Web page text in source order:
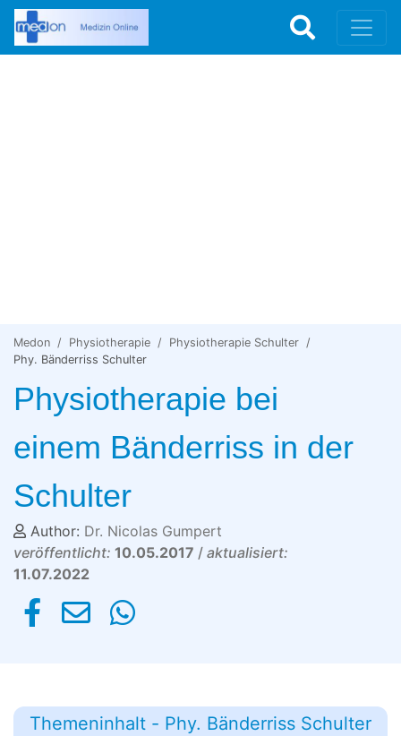
Medon Physiotherapie
Physiotherapie Schulter
Phy. Bänderriss Schulter
Physiotherapie bei
einem Bänderriss in der
Schulter
Author: Dr. Nicolas Gumpert
veröffentlicht: 10.05.2017 / aktualisiert:
11.07.2022
Themeninhalt - Phy. Bänderriss Schulter